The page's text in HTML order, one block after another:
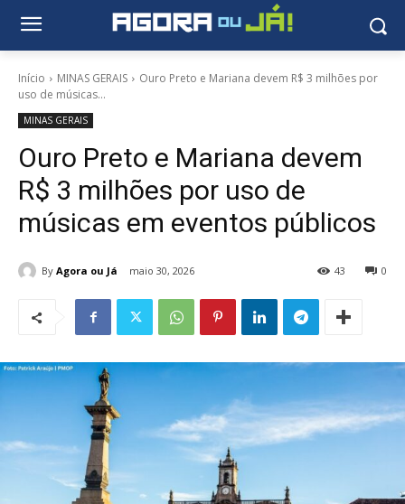
Início MINAS GERAIS
Ouro Preto e Mariana devem R$ 3 milhões por
uso de músicas...
MINAS GERAIS
Ouro Preto e Mariana devem
R$ 3 milhões por uso de
músicas em eventos públicos
By Agora ou Já maio 30, 2026 0
43